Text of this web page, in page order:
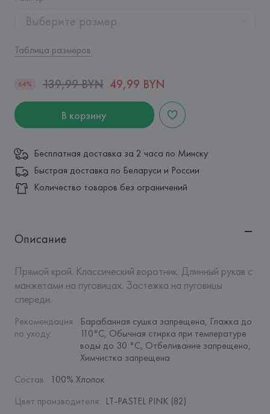
Выберите размер
Таблица размеров
64% 139,99 BYN 49,99 BYN
В корзину
Бесплатная доставка за 2 часа по Минску
Быстрая доставка по Беларуси и России
Количество товаров без ограничений
Описание
Прямой крой. Классический воротник. Длинный рукав с
манжетами на пуговицах. Застежка на пуговицы
спереди.
Рекомендация
по уходу:
Барабанная сушка запрещена, Глажка до
110°C, Обычная стирка при температуре
воды до 30 °C, Отбеливание запрещено,
Химчистка запрещена
Состав: 100% Хлопок
Цвет производителя: LT-PASTEL PINK (82)